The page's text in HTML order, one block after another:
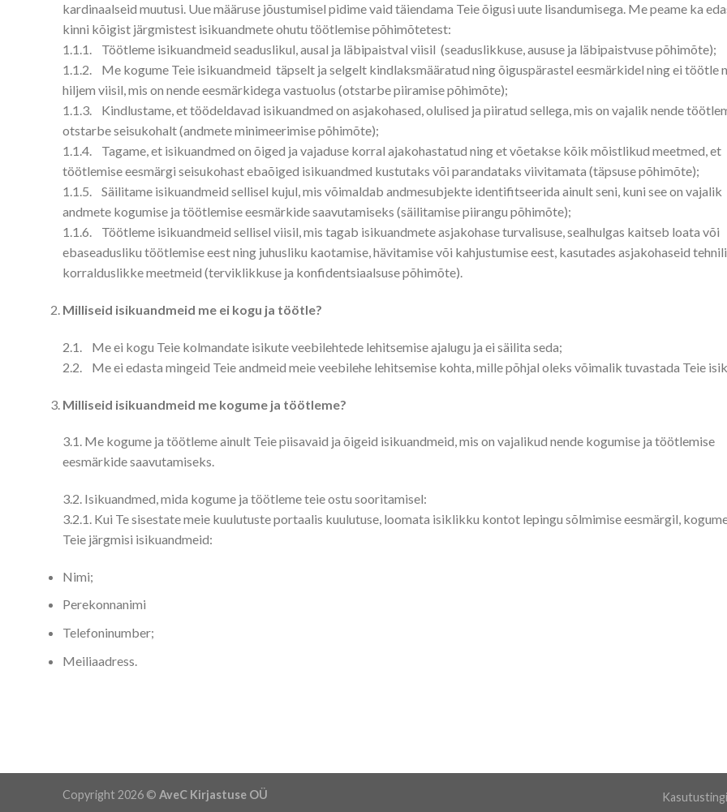
kardinaalseid muutusi. Uue määruse jõustumisel pidime vaid täiendama Teie õigusi uute lisandumisega. Me peame ka
kinni kõigist järgmistest isikuandmete ohutu töötlemise põhimõtetest:
1.1.1. Töötleme isikuandmeid seaduslikul, ausal ja läbipaistval viisil (seaduslikkuse, aususe ja läbipaistvuse põhimõte);
1.1.2. Me kogume Teie isikuandmeid täpselt ja selgelt kindlaksmääratud ning õiguspärastel eesmärkidel ning ei töötle
hiljem viisil, mis on nende eesmärkidega vastuolus (otstarbe piiramise põhimõte);
1.1.3. Kindlustame, et töödeldavad isikuandmed on asjakohased, olulised ja piiratud sellega, mis on vajalik nende
otstarbe seisukohalt (andmete minimeerimise põhimõte);
1.1.4. Tagame, et isikuandmed on õiged ja vajaduse korral ajakohastatud ning et võetakse kõik mõistlikud meetmed, et
töötlemise eesmärgi seisukohast ebaõiged isikuandmed kustutaks või parandataks viivitamata (täpsuse põhimõte);
1.1.5. Säilitame isikuandmeid sellisel kujul, mis võimaldab andmesubjekte identifitseerida ainult seni, kuni see on vajalik
andmete kogumise ja töötlemise eesmärkide saavutamiseks (säilitamise piirangu põhimõte);
1.1.6. Töötleme isikuandmeid sellisel viisil, mis tagab isikuandmete asjakohase turvalisuse, sealhulgas kaitseb loata või
ebaseadusliku töötlemise eest ning juhusliku kaotamise, hävitamise või kahjustumise eest, kasutades asjakohaseid
korralduslikke meetmeid (terviklikkuse ja konfidentsiaalsuse põhimõte).
Milliseid isikuandmeid me ei kogu ja töötle?
2.1. Me ei kogu Teie kolmandate isikute veebilehtede lehitsemise ajalugu ja ei säilita seda;
2.2. Me ei edasta mingeid Teie andmeid meie veebilehe lehitsemise kohta, mille põhjal oleks võimalik tuvastada Teie
Milliseid isikuandmeid me kogume ja töötleme?
3.1. Me kogume ja töötleme ainult Teie piisavaid ja õigeid isikuandmeid, mis on vajalikud nende kogumise ja töötlemise
eesmärkide saavutamiseks.
3.2. Isikuandmed, mida kogume ja töötleme teie ostu sooritamisel:
3.2.1. Kui Te sisestate meie kuulutuste portaalis kuulutuse, loomata isiklikku kontot lepingu sõlmimise eesmärgil,
Teie järgmisi isikuandmeid:
Nimi;
Perekonnanimi
Telefoninumber;
Meiliaadress.
Copyright 2026 © AveC Kirjastuse OÜ